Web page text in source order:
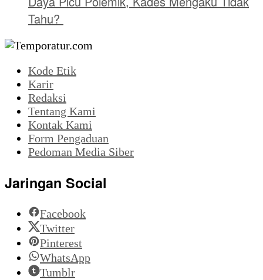
Tahu?
Kode Etik
Karir
Redaksi
Tentang Kami
Kontak Kami
Form Pengaduan
Pedoman Media Siber
Jaringan Social
Facebook
Twitter
Pinterest
WhatsApp
Tumblr